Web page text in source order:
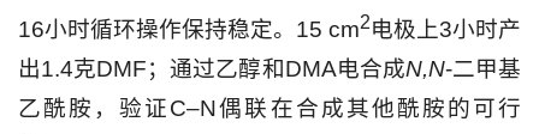
16小时循环操作保持稳定。15 cm2电极上3小时产
出1.4克DMF；通过乙醇和DMA电合成N,N-二甲基
乙酰胺，验证C–N偶联在合成其他酰胺的可行